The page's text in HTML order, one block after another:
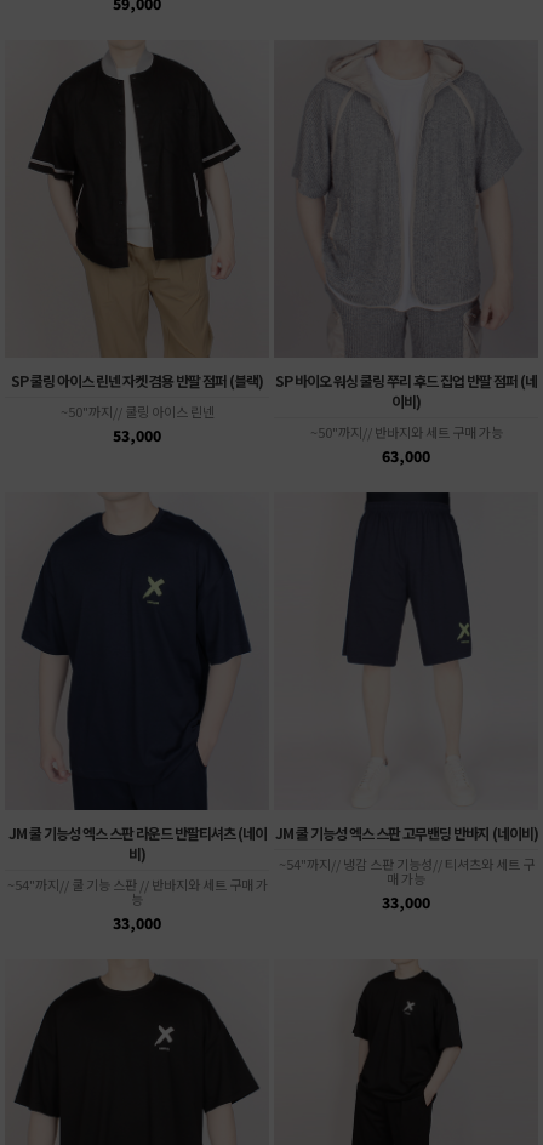
SP 쿨링 아이스 린넨 자켓 겸용 반팔 점퍼 (블랙)
~50"까지// 쿨링 아이스 린넨
53,000
SP 바이오 워싱 쿨링 쭈리 후드 집업 반팔 점퍼 (네
이비)
~50"까지// 반바지와 세트 구매 가능
63,000
JM 쿨 기능성 엑스 스판 라운드 반팔티셔츠 (네이
비)
~54"까지// 쿨 기능 스판 // 반바지와 세트 구매 가
능
33,000
JM 쿨 기능성 엑스 스판 고무밴딩 반바지 (네이비)
~54"까지// 냉감 스판 기능성// 티셔츠와 세트 구
매 가능
33,000